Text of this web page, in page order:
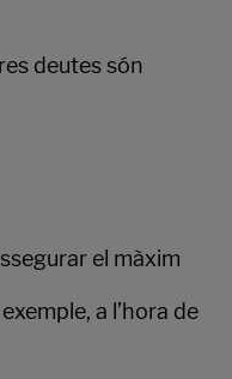
deutes són
el màxim
a l’hora de